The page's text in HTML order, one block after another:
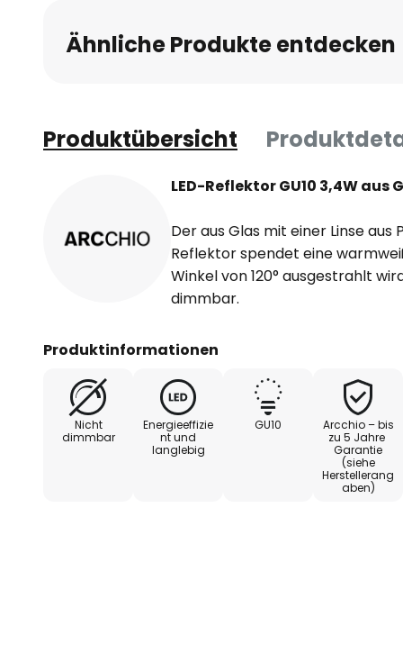
Ähnliche Produkte entdecken
Produktübersicht
LED-Reflektor GU10 3,4W aus
Der aus Glas mit einer Linse
Reflektor spendet eine
Winkel von 120° ausgestrahlt
dimmbar.
Produktinformationen
Nicht
dimmbar
Energieeffizie
nt und
langlebig
GU10
Arcchio – bis
zu 5 Jahre
Garantie
(siehe
Herstellerang
aben)